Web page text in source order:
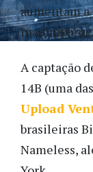
aumentam a
A captação
14B (uma
Upload
brasileiras
Nameless,